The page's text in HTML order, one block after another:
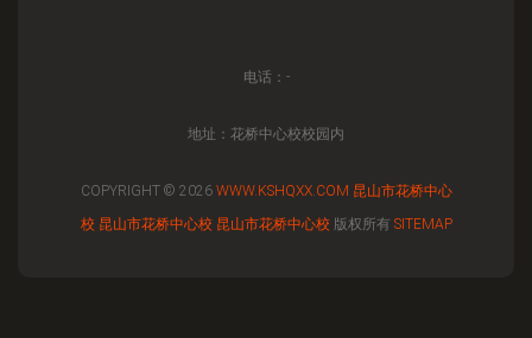
电话：-
地址：花桥中心校校园内
COPYRIGHT © 2026 WWW.KSHQXX.COM 昆山市花桥中心
校 昆山市花桥中心校 昆山市花桥中心校版权所有 SITEMAP